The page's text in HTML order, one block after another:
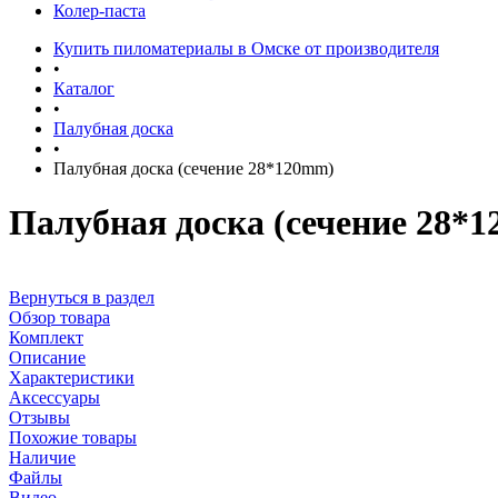
Колер-паста
Купить пиломатериалы в Омске от производителя
•
Каталог
•
Палубная доска
•
Палубная доска (сечение 28*120mm)
Палубная доска (сечение
Вернуться в раздел
Обзор товара
Комплект
Описание
Характеристики
Аксессуары
Отзывы
Похожие товары
Наличие
Файлы